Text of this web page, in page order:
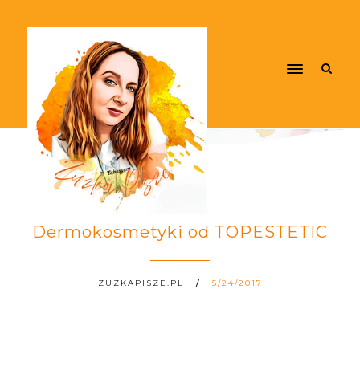
Dermokosmetyki od TOPESTETIC
ZUZKAPISZE.PL 5/24/2017